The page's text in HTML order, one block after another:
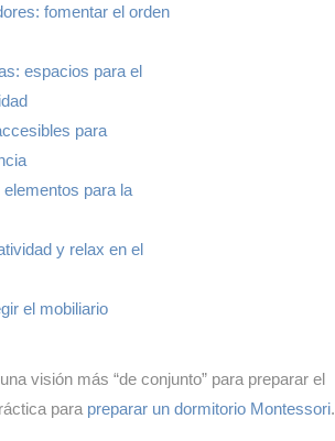
fomentar el orden
espacios para el
para
para la
y relax en el
el mobiliario
visión más “de conjunto” para preparar el
para preparar un dormitorio Montessori.